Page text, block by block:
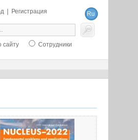
Регистрация
Ru
En
сайту Сотрудники